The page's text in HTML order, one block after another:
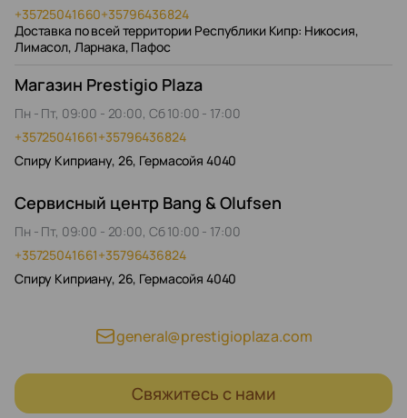
+35725041660+35796436824
Доставка по всей территории Республики Кипр: Никосия,
Лимасол, Ларнака, Пафос
Магазин Prestigio Plaza
Пн - Пт, 09:00 - 20:00, Сб 10:00 - 17:00
+35725041661+35796436824
Спиру Киприану, 26, Гермасойя 4040
Сервисный центр Bang & Olufsen
Пн - Пт, 09:00 - 20:00, Сб 10:00 - 17:00
+35725041661+35796436824
Спиру Киприану, 26, Гермасойя 4040
general@prestigioplaza.com
Свяжитесь с нами